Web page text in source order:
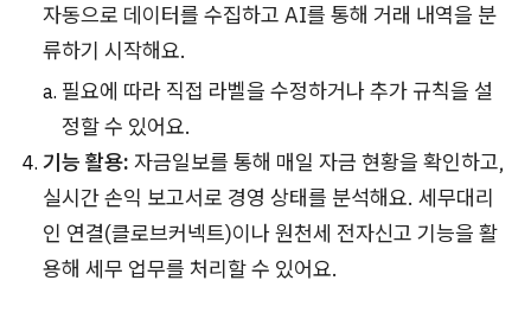
자동으로 데이터를 수집하고 AI를 통해 거래 내역을 분
류하기 시작해요.
필요에 따라 직접 라벨을 수정하거나 추가 규칙을 설
정할 수 있어요.
기능 활용: 자금일보를 통해 매일 자금 현황을 확인하고,
실시간 손익 보고서로 경영 상태를 분석해요. 세무대리
인 연결(클로브커넥트)이나 원천세 전자신고 기능을 활
용해 세무 업무를 처리할 수 있어요.